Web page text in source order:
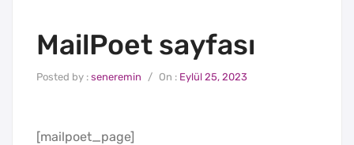
MailPoet sayfası
Posted by : seneremin / On : Eylül 25, 2023
[mailpoet_page]